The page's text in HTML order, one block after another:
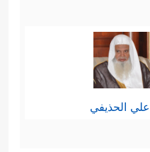
علي الحذيفي